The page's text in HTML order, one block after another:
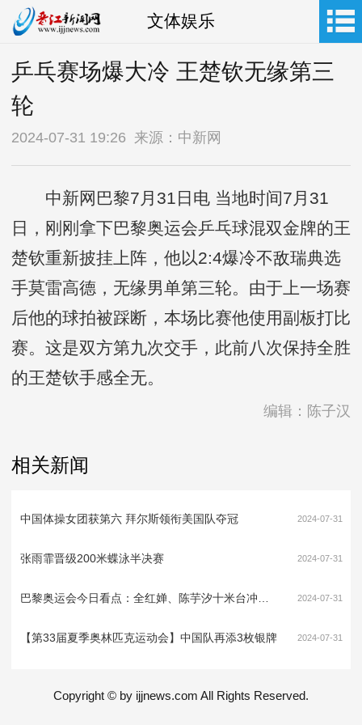
文体娱乐
乒乓赛场爆大冷 王楚钦无缘第三
轮
2024-07-31 19:26 来源：中新网
中新网巴黎7月31日电 当地时间7月31
日，刚刚拿下巴黎奥运会乒乓球混双金牌的王
楚钦重新披挂上阵，他以2:4爆冷不敌瑞典选
手莫雷高德，无缘男单第三轮。由于上一场赛
后他的球拍被踩断，本场比赛他使用副板打比
赛。这是双方第九次交手，此前八次保持全胜
的王楚钦手感全无。
编辑：陈子汉
相关新闻
中国体操女团获第六 拜尔斯领衔美国队夺冠 2024-07-31
张雨霏晋级200米蝶泳半决赛 2024-07-31
2024-07-31
【第33届夏季奥林匹克运动会】中国队再添3枚银牌 2024-07-31
Copyright © by ijjnews.com All Rights Reserved.